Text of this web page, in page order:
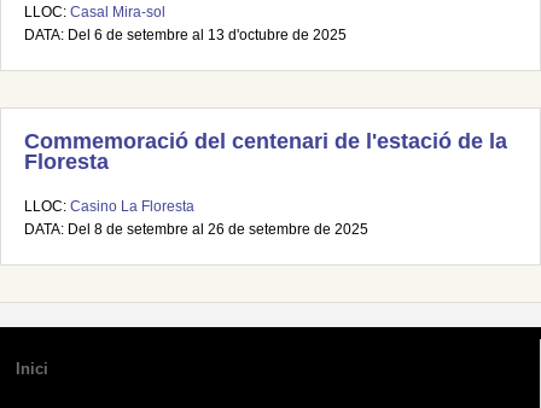
LLOC: Casal Mira-sol
DATA: Del 6 de setembre al 13 d'octubre de 2025
Commemoració del centenari de l'estació de la
Floresta
LLOC: Casino La Floresta
DATA: Del 8 de setembre al 26 de setembre de 2025
Inici